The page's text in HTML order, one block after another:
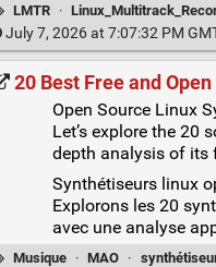
LMTR ·
July 7, 2026 at 7:07:32 PM
20 Best Free and
Open Source Linux
Let’s explore the
depth analysis of its
Synthétiseurs linux
Explorons les 20
avec une analyse
Musique · MAO ·